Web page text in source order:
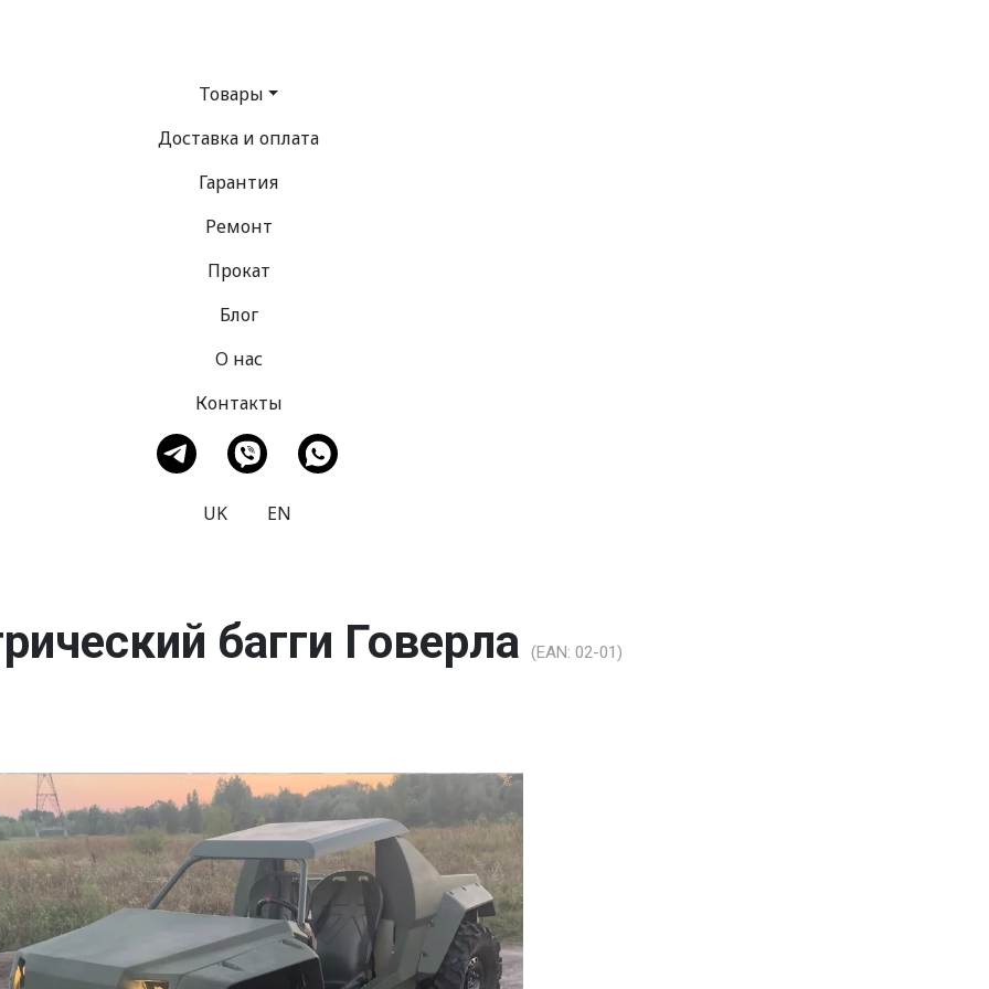
Товары
Доставка и оплата
Гарантия
Ремонт
Прокат
Блог
О нас
Контакты
UK EN
багги Говерла (EAN: 02-01)